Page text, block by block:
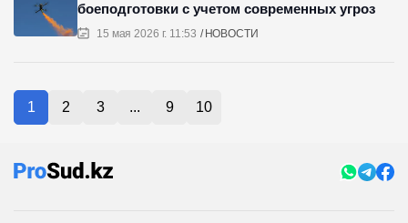
15 мая 2026 г. 11:53 НОВОСТИ
боеподготовки с учетом современных угроз
1 2 3 ... 9 10